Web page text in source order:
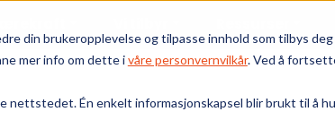
din brukeropplevelse og tilpasse innhold som tilbys
mer info om dette ivåre personvernvilkår. Ved å
nettstedet. Én enkelt informasjonskapsel blir brukt til å